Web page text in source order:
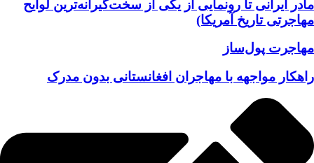
مادر ایرانی تا رونمایی از یکی از سخت‌گیرانه‌ترین لوایح
مهاجرتی تاریخ آمریکا)
مهاجرت پول‌ساز
راهکار مواجهه با مهاجران افغانستانی بدون مدرک